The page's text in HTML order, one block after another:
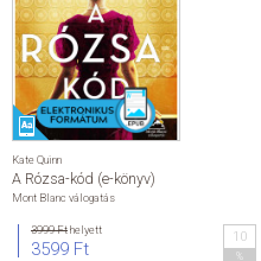
Kate Quinn
A Rózsa-kód (e-könyv)
Mont Blanc válogatás
3999 Fthelyett
3599 Ft
10